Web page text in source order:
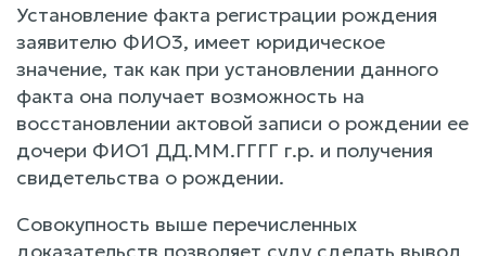
Установление факта регистрации рождения
заявителю ФИО3, имеет юридическое
значение, так как при установлении данного
факта она получает возможность на
восстановлении актовой записи о рождении ее
дочери ФИО1 ДД.ММ.ГГГГ г.р. и получения
свидетельства о рождении.
Совокупность выше перечисленных
доказательств позволяет суду сделать вывод